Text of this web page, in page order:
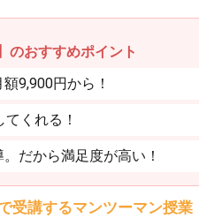
のおすすめポイント
9,900円から！
くれる！
だから満足度が高い！
受講するマンツーマン授業